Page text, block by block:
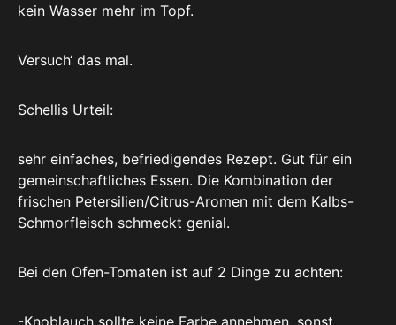
kein Wasser mehr im Topf.
Versuch‘ das mal.
Schellis Urteil:
sehr einfaches, befriedigendes Rezept. Gut für ein
gemeinschaftliches Essen. Die Kombination der
frischen Petersilien/Citrus-Aromen mit dem Kalbs-
Schmorfleisch schmeckt genial.
Bei den Ofen-Tomaten ist auf 2 Dinge zu achten: